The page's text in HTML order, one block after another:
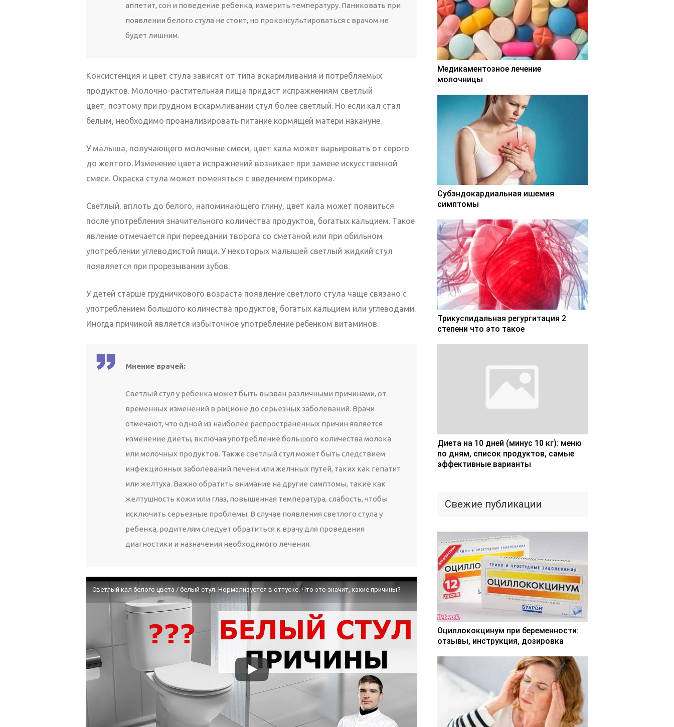
аппетит, сон и поведение ребенка, измерить температуру. Паниковать при
появлении белого стула не стоит, но проконсультироваться с врачом не
будет лишним.
Консистенция и цвет стула зависят от типа вскармливания и потребляемых
продуктов. Молочно-растительная пища придаст испражнениям светлый
цвет, поэтому при грудном вскармливании стул более светлый. Но если кал стал
белым, необходимо проанализировать питание кормящей матери накануне.
У малыша, получающего молочные смеси, цвет кала может варьировать от серого
до желтого. Изменение цвета испражнений возникает при замене искусственной
смеси. Окраска стула может поменяться с введением прикорма.
Светлый, вплоть до белого, напоминающего глину, цвет кала может появиться
после употребления значительного количества продуктов, богатых кальцием. Такое
явление отмечается при переедании творога со сметаной или при обильном
употреблении углеводистой пищи. У некоторых малышей светлый жидкий стул
появляется при прорезывании зубов.
У детей старше грудничкового возраста появление светлого стула чаще связано с
употреблением большого количества продуктов, богатых кальцием или углеводами.
Иногда причиной является избыточное употребление ребенком витаминов.
Мнение врачей:
Светлый стул у ребенка может быть вызван различными причинами, от
временных изменений в рационе до серьезных заболеваний. Врачи
отмечают, что одной из наиболее распространенных причин является
изменение диеты, включая употребление большого количества молока
или молочных продуктов. Также светлый стул может быть следствием
инфекционных заболеваний печени или желчных путей, таких как гепатит
или желтуха. Важно обратить внимание на другие симптомы, такие как
желтушность кожи или глаз, повышенная температура, слабость, чтобы
исключить серьезные проблемы. В случае появления светлого стула у
ребенка, родителям следует обратиться к врачу для проведения
диагностики и назначения необходимого лечения.
Светлый кал белого цвета / белый стул. Нормализуется в отпуске. Что это значит, какие причины?
Медикаментозное лечение
молочницы
Субэндокардиальная ишемия
симптомы
Трикуспидальная регургитация 2
степени что это такое
Диета на 10 дней (минус 10 кг): меню
по дням, список продуктов, самые
эффективные варианты
Свежие публикации
Оциллококцинум при беременности:
отзывы, инструкция, дозировка